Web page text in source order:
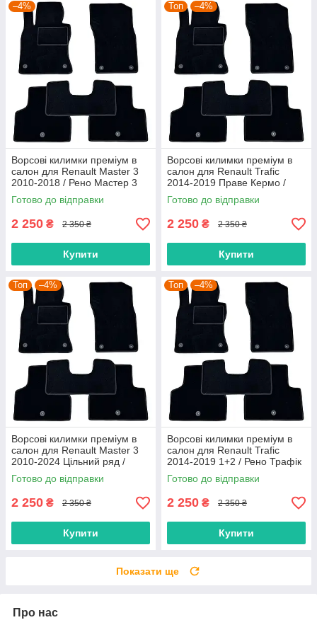
–4%
Ворсові килимки преміум в
салон для Renault Master 3
2010-2018 / Рено Мастер 3
килимки
Готово до відправки
2 250 ₴ 2 350 ₴
Купити
Топ –4%
Ворсові килимки преміум в
салон для Renault Trafic
2014-2019 Праве Кермо /
Рено Трафік килимки
Готово до відправки
2 250 ₴ 2 350 ₴
Купити
Топ –4%
Ворсові килимки преміум в
салон для Renault Master 3
2010-2024 Цільний ряд /
Рено Мастер 3 килимки
Готово до відправки
2 250 ₴ 2 350 ₴
Купити
Топ –4%
Ворсові килимки преміум в
салон для Renault Trafic
2014-2019 1+2 / Рено Трафік
килимки
Готово до відправки
2 250 ₴ 2 350 ₴
Купити
Показати ще
Про нас